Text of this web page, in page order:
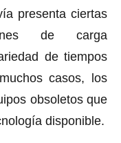
presenta ciertas
de carga
de tiempos
casos, los
obsoletos que
disponible.